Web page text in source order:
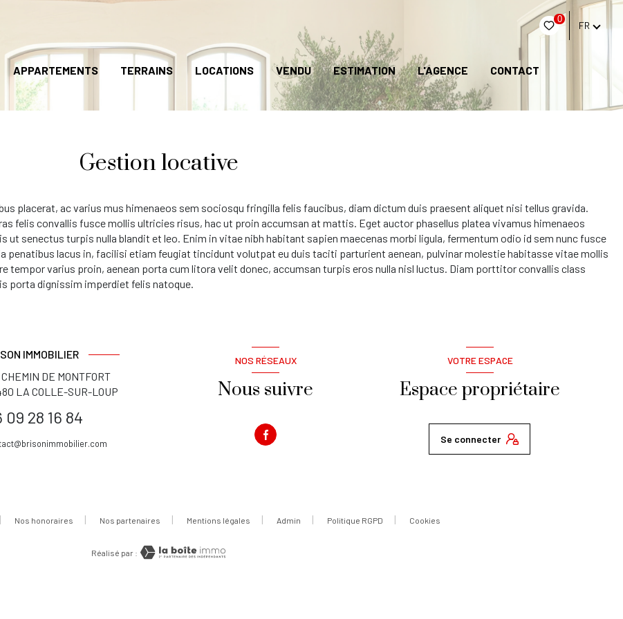
0
FR
APPARTEMENTS TERRAINS LOCATIONS VENDU ESTIMATION L'AGENCE CONTACT
Gestion locative
placerat, ac varius mus himenaeos sem sociosqu fringilla felis faucibus, diam dictum duis praesent aliquet nisi tellus gravida.
felis convallis fusce mollis ultricies risus, hac ut proin accumsan at mattis. Eget auctor phasellus platea vivamus himenaeos
senectus turpis nulla blandit et leo. Enim in vitae nibh habitant sapien maecenas morbi ligula, fermentum odio id sem nunc fusce
lacus in, facilisi etiam feugiat tincidunt volutpat eu duis taciti parturient aenean, pulvinar molestie habitasse vitae mollis
tempor varius proin, aenean porta cum litora velit donec, accumsan turpis eros nulla nisl luctus. Diam porttitor convallis class
porta dignissim imperdiet felis natoque.
IMMOBILIER
CHEMIN DE MONTFORT
LA COLLE-SUR-LOUP
09 28 16 84
NOS RÉSEAUX
Nous suivre
VOTRE ESPACE
Espace propriétaire
Se connecter
Nos honoraires Nos partenaires Mentions légales Admin Politique RGPD Cookies
Réalisé par :